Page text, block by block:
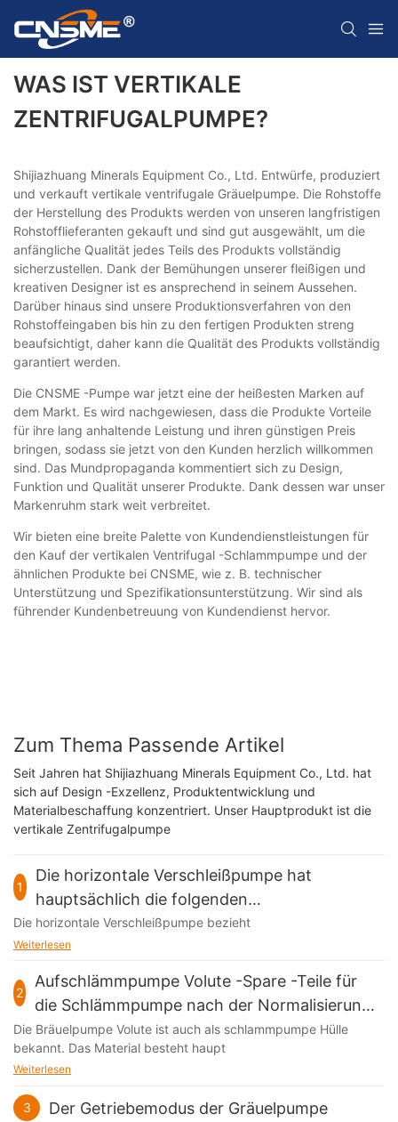
WAS IST VERTIKALE
ZENTRIFUGALPUMPE?
Shijiazhuang Minerals Equipment Co., Ltd. Entwürfe, produziert
und verkauft vertikale ventrifugale Gräuelpumpe. Die Rohstoffe
der Herstellung des Produkts werden von unseren langfristigen
Rohstofflieferanten gekauft und sind gut ausgewählt, um die
anfängliche Qualität jedes Teils des Produkts vollständig
sicherzustellen. Dank der Bemühungen unserer fleißigen und
kreativen Designer ist es ansprechend in seinem Aussehen.
Darüber hinaus sind unsere Produktionsverfahren von den
Rohstoffeingaben bis hin zu den fertigen Produkten streng
beaufsichtigt, daher kann die Qualität des Produkts vollständig
garantiert werden.
Die CNSME -Pumpe war jetzt eine der heißesten Marken auf
dem Markt. Es wird nachgewiesen, dass die Produkte Vorteile
für ihre lang anhaltende Leistung und ihren günstigen Preis
bringen, sodass sie jetzt von den Kunden herzlich willkommen
sind. Das Mundpropaganda kommentiert sich zu Design,
Funktion und Qualität unserer Produkte. Dank dessen war unser
Markenruhm stark weit verbreitet.
Wir bieten eine breite Palette von Kundendienstleistungen für
den Kauf der vertikalen Ventrifugal -Schlammpumpe und der
ähnlichen Produkte bei CNSME, wie z. B. technischer
Unterstützung und Spezifikationsunterstützung. Wir sind als
führender Kundenbetreuung von Kundendienst hervor.
Zum Thema Passende Artikel
Seit Jahren hat Shijiazhuang Minerals Equipment Co., Ltd. hat
sich auf Design -Exzellenz, Produktentwicklung und
Materialbeschaffung konzentriert. Unser Hauptprodukt ist die
vertikale Zentrifugalpumpe
1
Die horizontale Verschleißpumpe hat
hauptsächlich die folgenden
Leistungseigenschaften
Die horizontale Verschleißpumpe bezieht
Weiterlesen
2
Aufschlämmpumpe Volute -Spare -Teile für
die Schlämmpumpe nach der Normalisierung -
Scheide
Die Bräuelpumpe Volute ist auch als schlammpumpe Hülle
bekannt. Das Material besteht haupt
Weiterlesen
3 Der Getriebemodus der Gräuelpumpe